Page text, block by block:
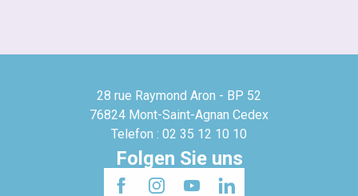
28 rue Raymond Aron - BP 52
76824 Mont-Saint-Agnan Cedex
Telefon : 02 35 12 10 10
Folgen Sie uns